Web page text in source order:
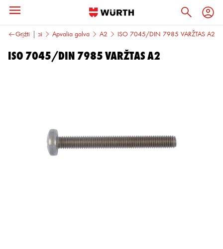
GrįžtiVaržtai Apvalia galva A2 ISO 7045/DIN 7985 VARŽTAS A2
ISO 7045/DIN 7985 VARŽTAS A2